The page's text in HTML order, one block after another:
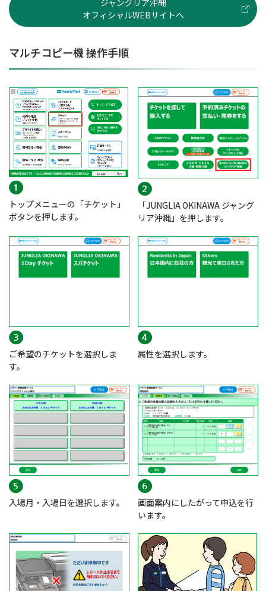
オフィシャルWEBサイトへ
マルチコピー機 操作手順
トップメニューの「チケット」
ボタンを押します。
「JUNGLIA OKINAWA ジャング
リア沖縄」を押します。
ご希望のチケットを選択しま
す。
属性を選択します。
入場月・入場日を選択します。
画面案内にしたがって申込を行
います。